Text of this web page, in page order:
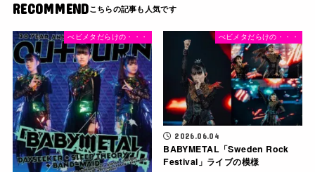
RECOMMEND
べビメタだらけの・・・ べビメタだらけの・・・
2026.06.04
BABYMETAL「Sweden Rock
Festival」ライブの模様